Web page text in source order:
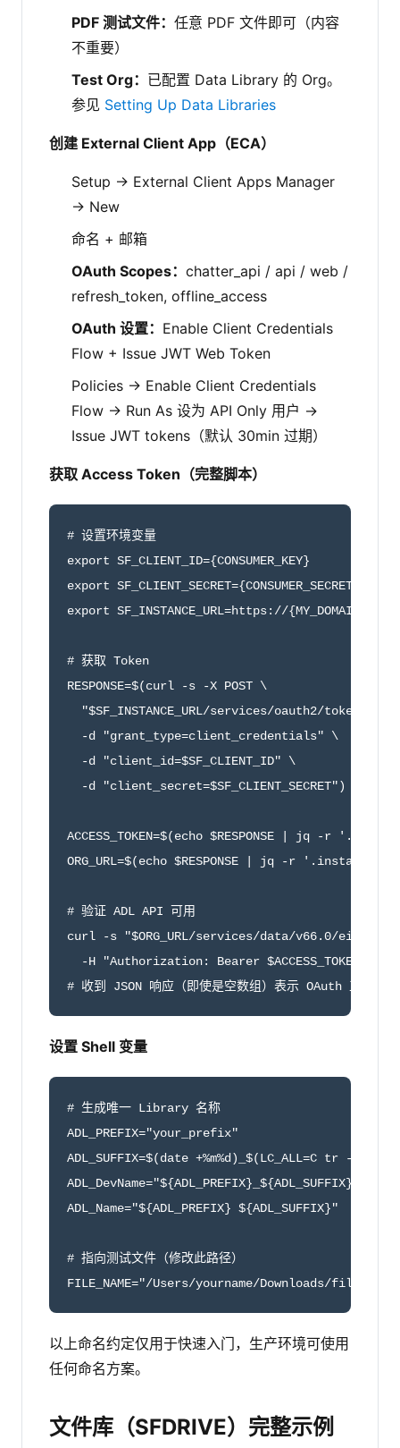
PDF 测试文件： 任意 PDF 文件即可（内容
不重要）
Test Org： 已配置 Data Library 的 Org。
参见 Setting Up Data Libraries
创建 External Client App（ECA）
Setup → External Client Apps Manager
→ New
命名 + 邮箱
OAuth Scopes： chatter_api / api / web /
refresh_token, offline_access
OAuth 设置： Enable Client Credentials
Flow + Issue JWT Web Token
Policies → Enable Client Credentials
Flow → Run As 设为 API Only 用户 →
Issue JWT tokens（默认 30min 过期）
获取 Access Token（完整脚本）
# 设置环境变量
export SF_CLIENT_ID={CONSUMER_KEY}
export SF_CLIENT_SECRET={CONSUMER_SECRET}
export SF_INSTANCE_URL=https://
# 获取 Token
RESPONSE=$(curl -s -X POST \
  "$SF_INSTANCE_URL/services/oauth2/token" \
  -d "grant_type=client_credentials" \
  -d "client_id=$SF_CLIENT_ID" \
  -d "client_secret=$SF_CLIENT_SECRET")
ACCESS_TOKEN=$(echo $RESPONSE | jq -r
ORG_URL=$(echo $RESPONSE | jq -r
# 验证 ADL API 可用
curl -s "$ORG_URL/services/data/v66.0/
-H "Authorization: Bearer $ACCESS_TOKEN" |
# 收到 JSON 响应（即使是空数组）表示 OAuth 工作正常
设置 Shell 变量
# 生成唯一 Library 名称
ADL_PREFIX="your_prefix"
ADL_SUFFIX=$(date +%m%d)_$(LC_ALL=C tr -
ADL_DevName="${ADL_PREFIX}_${ADL_SUFFIX}"
ADL_Name="${ADL_PREFIX} ${ADL_SUFFIX}"
# 指向测试文件（修改此路径）
FILE_NAME="/Users/yourname/Downloads/
以上命名约定仅用于快速入门，生产环境可使用
任何命名方案。
文件库（SFDRIVE）完整示例